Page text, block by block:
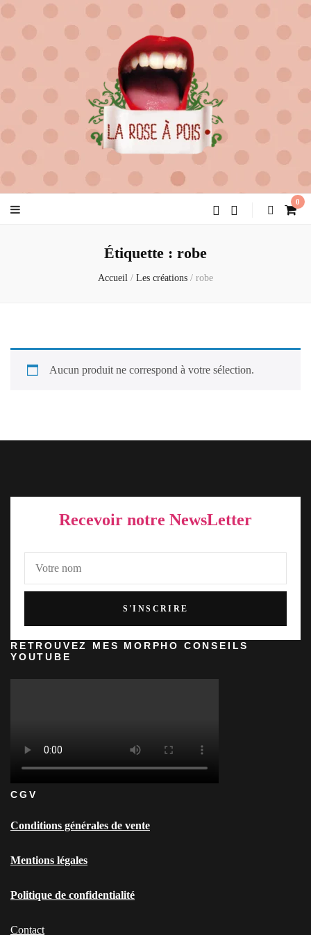
la rose à pois
0
Étiquette : robe
Accueil / Les créations / robe
Aucun produit ne correspond à votre sélection.
Recevoir notre NewsLetter
RETROUVEZ MES MORPHO CONSEILS
YOUTUBE
CGV
Conditions générales de vente
Mentions légales
Politique de confidentialité
Contact